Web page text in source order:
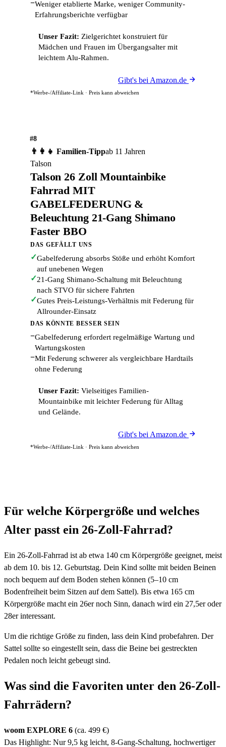
−Weniger etablierte Marke, weniger Community-
Erfahrungsberichte verfügbar
Unser Fazit: Zielgerichtet konstruiert für
Mädchen und Frauen im Übergangsalter mit
leichtem Alu-Rahmen.
Gibt's bei Amazon.de
*Werbe-/Affiliate-Link · Preis kann abweichen
#8
👨‍👩‍👧 Familien-Tippab 11 Jahren
Talson
Talson 26 Zoll Mountainbike
Fahrrad MIT
GABELFEDERUNG &
Beleuchtung 21-Gang Shimano
Faster BBO
DAS GEFÄLLT UNS
✓Gabelfederung absorbs Stöße und erhöht Komfort
auf unebenen Wegen
✓21-Gang Shimano-Schaltung mit Beleuchtung
nach STVO für sichere Fahrten
✓Gutes Preis-Leistungs-Verhältnis mit Federung für
Allrounder-Einsatz
DAS KÖNNTE BESSER SEIN
−Gabelfederung erfordert regelmäßige Wartung und
Wartungskosten
−Mit Federung schwerer als vergleichbare Hardtails
ohne Federung
Unser Fazit: Vielseitiges Familien-
Mountainbike mit leichter Federung für Alltag
und Gelände.
Gibt's bei Amazon.de
*Werbe-/Affiliate-Link · Preis kann abweichen
Für welche Körpergröße und welches
Alter passt ein 26-Zoll-Fahrrad?
Ein 26-Zoll-Fahrrad ist ab etwa 140 cm Körpergröße geeignet, meist
ab dem 10. bis 12. Geburtstag. Dein Kind sollte mit beiden Beinen
noch bequem auf dem Boden stehen können (5–10 cm
Bodenfreiheit beim Sitzen auf dem Sattel). Bis etwa 165 cm
Körpergröße macht ein 26er noch Sinn, danach wird ein 27,5er oder
28er interessant.
Um die richtige Größe zu finden, lass dein Kind probefahren. Der
Sattel sollte so eingestellt sein, dass die Beine bei gestreckten
Pedalen noch leicht gebeugt sind.
Was sind die Favoriten unter den 26-Zoll-
Fahrrädern?
woom EXPLORE 6 (ca. 499 €)
Das Highlight: Nur 9,5 kg leicht, 8-Gang-Schaltung, hochwertiger